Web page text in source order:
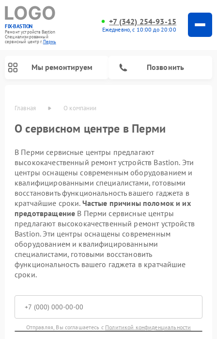
FIX-BASTION
Ремонт устройств Bastion
Специализированный
cервисный центр г.Пермь
+7 (342) 254-93-15
Ежедневно, с 10:00 до 20:00
Мы ремонтируем Позвонить
Главная О компании
О сервисном центре в Перми
В Перми сервисные центры предлагают
высококачественный ремонт устройств Bastion. Эти
центры оснащены современным оборудованием и
квалифицированными специалистами, готовыми
восстановить функциональность вашего гаджета в
кратчайшие сроки. Частые причины поломок и их
предотвращение В Перми сервисные центры
предлагают высококачественный ремонт устройств
Bastion. Эти центры оснащены современным
оборудованием и квалифицированными
специалистами, готовыми восстановить
функциональность вашего гаджета в кратчайшие
сроки.
Отправляя, Вы соглашаетесь с Политикой конфиденциальности